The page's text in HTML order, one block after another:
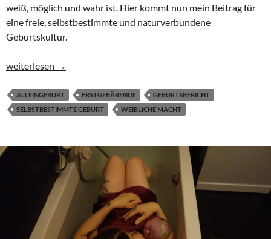
weiß, möglich und wahr ist. Hier kommt nun mein Beitrag für
eine freie, selbstbestimmte und naturverbundene
Geburtskultur.
Geboren aus Vertrauen – Selbstbestimmte Gebärreise beim
weiterlesen →
ALLEINGEBURT ERSTGEBÄRENDE
GEBURTSBERICHT
SELBSTBESTIMMTE GEBURT
WEIBLICHE MACHT